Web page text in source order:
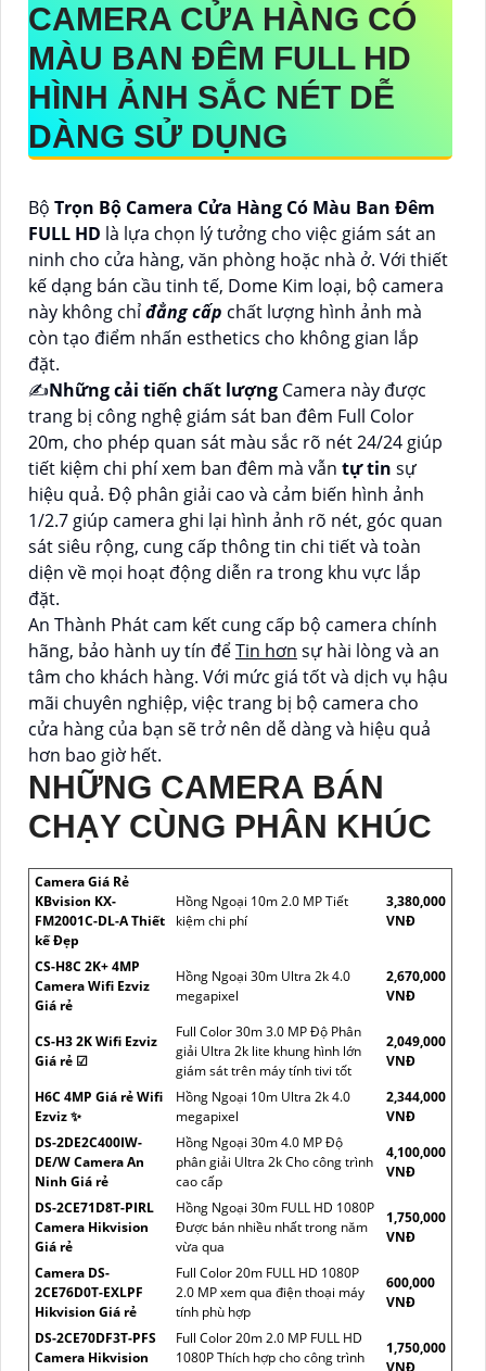
CAMERA CỬA HÀNG CÓ
MÀU BAN ĐÊM FULL HD
HÌNH ẢNH SẮC NÉT DỄ
DÀNG SỬ DỤNG
Bộ Trọn Bộ Camera Cửa Hàng Có Màu Ban Đêm
FULL HD là lựa chọn lý tưởng cho việc giám sát an
ninh cho cửa hàng, văn phòng hoặc nhà ở. Với thiết
kế dạng bán cầu tinh tế, Dome Kim loại, bộ camera
này không chỉđẳng cấp chất lượng hình ảnh mà
còn tạo điểm nhấn esthetics cho không gian lắp
đặt.
✍️Những cải tiến chất lượng Camera này được
trang bị công nghệ giám sát ban đêm Full Color
20m, cho phép quan sát màu sắc rõ nét 24/24 giúp
tiết kiệm chi phí xem ban đêm mà vẫn tự tin sự
hiệu quả. Độ phân giải cao và cảm biến hình ảnh
1/2.7 giúp camera ghi lại hình ảnh rõ nét, góc quan
sát siêu rộng, cung cấp thông tin chi tiết và toàn
diện về mọi hoạt động diễn ra trong khu vực lắp
đặt.
An Thành Phát cam kết cung cấp bộ camera chính
hãng, bảo hành uy tín đểTin hơn sự hài lòng và an
tâm cho khách hàng. Với mức giá tốt và dịch vụ hậu
mãi chuyên nghiệp, việc trang bị bộ camera cho
cửa hàng của bạn sẽ trở nên dễ dàng và hiệu quả
hơn bao giờ hết.
NHỮNG CAMERA BÁN
CHẠY CÙNG PHÂN KHÚC
Camera Giá Rẻ
KBvision KX-
FM2001C-DL-A Thiết
kế Đẹp
Hồng Ngoại 10m 2.0 MP Tiết
kiệm chi phí
3,380,000
VNĐ
CS-H8C 2K+ 4MP
Camera Wifi Ezviz
Giá rẻ
Hồng Ngoại 30m Ultra 2k 4.0
megapixel
2,670,000
VNĐ
CS-H3 2K Wifi Ezviz
Giá rẻ ☑
Full Color 30m 3.0 MP Độ Phân
giải Ultra 2k lite khung hình lớn
giám sát trên máy tính tivi tốt
2,049,000
VNĐ
H6C 4MP Giá rẻ Wifi
Ezviz ✨
Hồng Ngoại 10m Ultra 2k 4.0
megapixel
2,344,000
VNĐ
DS-2DE2C400IW-
DE/W Camera An
Ninh Giá rẻ
Hồng Ngoại 30m 4.0 MP Độ
phân giải Ultra 2k Cho công trình
cao cấp
4,100,000
VNĐ
DS-2CE71D8T-PIRL
Camera Hikvision
Giá rẻ
Hồng Ngoại 30m FULL HD 1080P
Được bán nhiều nhất trong năm
vừa qua
1,750,000
VNĐ
Camera DS-
2CE76D0T-EXLPF
Hikvision Giá rẻ
Full Color 20m FULL HD 1080P
2.0 MP xem qua điện thoại máy
tính phù hợp
600,000
VNĐ
DS-2CE70DF3T-PFS
Camera Hikvision
Full Color 20m 2.0 MP FULL HD
1080P Thích hợp cho công trình
1,750,000